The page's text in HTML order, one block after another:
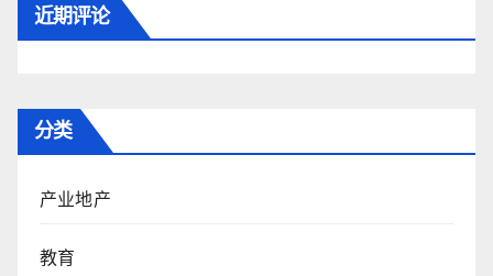
近期评论
分类
产业地产
教育